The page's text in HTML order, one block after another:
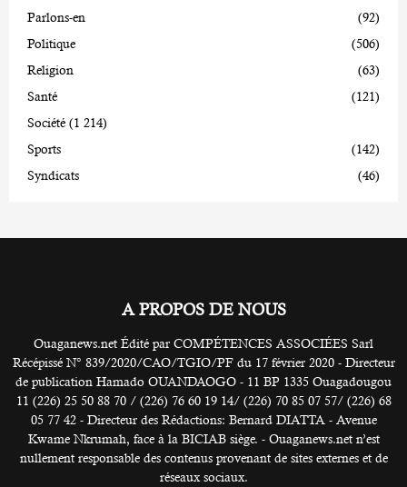
Parlons-en
(92)
Politique
(506)
Religion
(63)
Santé
(121)
Société (1 214)
Sports
(142)
Syndicats
(46)
A PROPOS DE NOUS
Ouaganews.net Édité par COMPÉTENCES ASSOCIÉES Sarl
Récépissé N° 839/2020/CAO/TGIO/PF du 17 février 2020 - Directeur
de publication Hamado OUANDAOGO - 11 BP 1335 Ouagadougou
11 (226) 25 50 88 70 / (226) 76 60 19 14/ (226) 70 85 07 57/ (226) 68
05 77 42 - Directeur des Rédactions: Bernard DIATTA - Avenue
Kwame Nkrumah, face à la BICIAB siège. - Ouaganews.net n’est
nullement responsable des contenus provenant de sites externes et de
réseaux sociaux.